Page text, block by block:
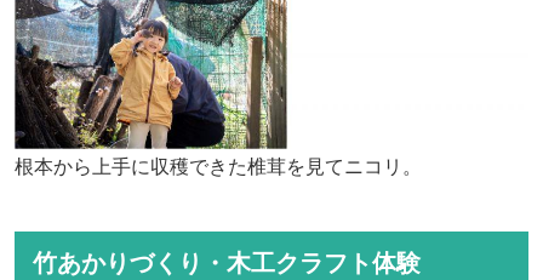
根本から上手に収穫できた椎茸を見てニコリ。
竹あかりづくり・木工クラフト体験